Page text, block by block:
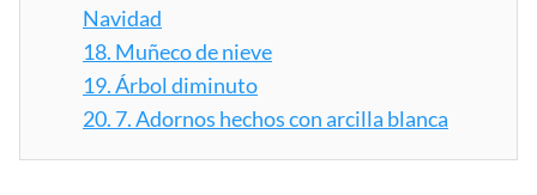
Navidad
18. Muñeco de nieve
19.Árbol diminuto
20. 7. Adornos hechos con arcilla blanca